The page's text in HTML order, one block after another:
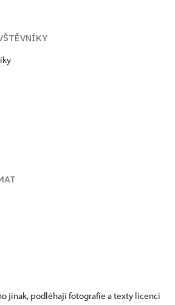
jinak, podléhají fotografie a texty licenci